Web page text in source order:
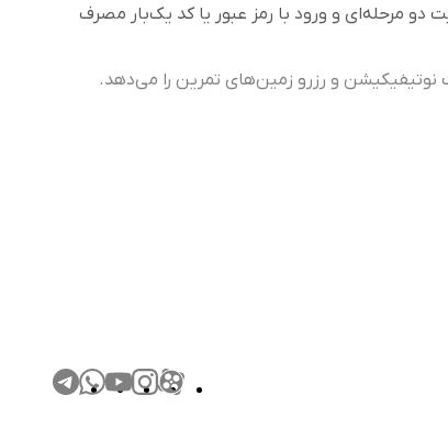
دو مرحله‌ای و ورود با رمز عبور یا کد یک‌بار مصرف
نوتیفیکیشن و رزرو زمین‌های تمرین را می‌دهد.